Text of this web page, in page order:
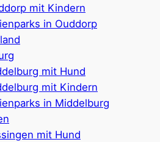
mit Kindern
in Ouddorp
mit Hund
mit Kindern
in Middelburg
mit Hund
ansehen*
in den
in